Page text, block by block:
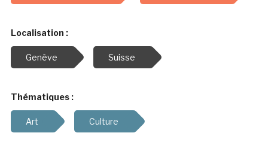
Localisation :
Genève Suisse
Thématiques :
Art Culture